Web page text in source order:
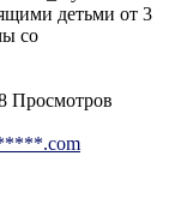
детьми от 3
со
Просмотров